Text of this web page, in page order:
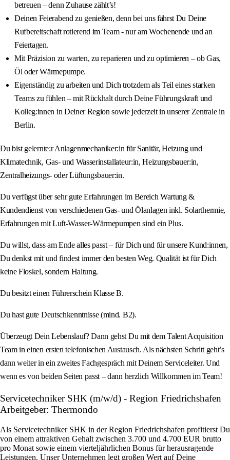
betreuen – denn Zuhause zählt’s!
Deinen Feierabend zu genießen, denn bei uns fährst Du Deine
Rufbereitschaft rotierend im Team - nur am Wochenende und an
Feiertagen.
Mit Präzision zu warten, zu reparieren und zu optimieren – ob Gas,
Öl oder Wärmepumpe.
Eigenständig zu arbeiten und Dich trotzdem als Teil eines starken
Teams zu fühlen – mit Rückhalt durch Deine Führungskraft und
Kolleg:innen in Deiner Region sowie jederzeit in unserer Zentrale in
Berlin.
Du bist gelernte:r Anlagenmechaniker:in für Sanitär, Heizung und
Klimatechnik, Gas- und Wasserinstallateur:in, Heizungsbauer:in,
Zentralheizungs- oder Lüftungsbauer:in.
Du verfügst über sehr gute Erfahrungen im Bereich Wartung &
Kundendienst von verschiedenen Gas- und Ölanlagen inkl. Solarthermie,
Erfahrungen mit Luft-Wasser-Wärmepumpen sind ein Plus.
Du willst, dass am Ende alles passt – für Dich und für unsere Kund:innen,
Du denkst mit und findest immer den besten Weg. Qualität ist für Dich
keine Floskel, sondern Haltung.
Du besitzt einen Führerschein Klasse B.
Du hast gute Deutschkenntnisse (mind. B2).
Überzeugt Dein Lebenslauf? Dann gehst Du mit dem Talent Acquisition
Team in einen ersten telefonischen Austausch. Als nächsten Schritt geht’s
dann weiter in ein zweites Fachgespräch mit Deinem Serviceleiter. Und
wenn es von beiden Seiten passt – dann herzlich Willkommen im Team!
Servicetechniker SHK (m/w/d) - Region Friedrichshafen
Arbeitgeber: Thermondo
Als Servicetechniker SHK in der Region Friedrichshafen profitierst Du
von einem attraktiven Gehalt zwischen 3.700 und 4.700 EUR brutto
pro Monat sowie einem vierteljährlichen Bonus für herausragende
Leistungen. Unser Unternehmen legt großen Wert auf Deine